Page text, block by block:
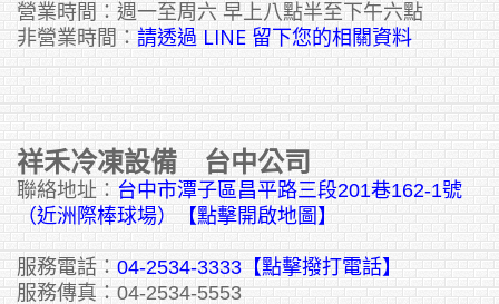
營業時間：週一至周六 早上八點半至下午六點
非營業時間： 請透過 LINE 留下您的相關資料
祥禾冷凍設備 台中公司
聯絡地址： 台中市潭子區昌平路三段201巷162-1號
（近洲際棒球場）【點擊開啟地圖】
服務電話： 04-2534-3333 【點擊撥打電話】
服務傳真：04-2534-5553